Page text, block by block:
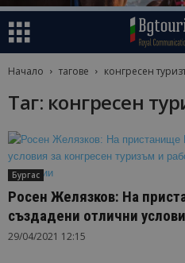
Начало тагове конгресен
Таг: конгресен
Бургас
Росен Желязков: На
създадени отлични
29/04/2021 12:15